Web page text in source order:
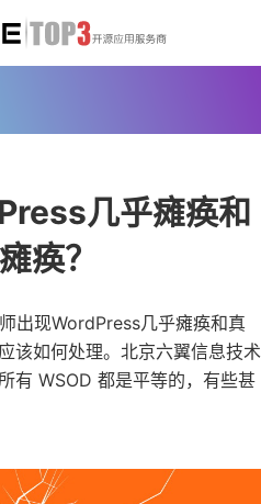
几乎瘫痪和
痪？
出现WordPress几乎瘫痪和真
该如何处理。北京六翼信息技术
有 WSOD 都是平等的，有些甚